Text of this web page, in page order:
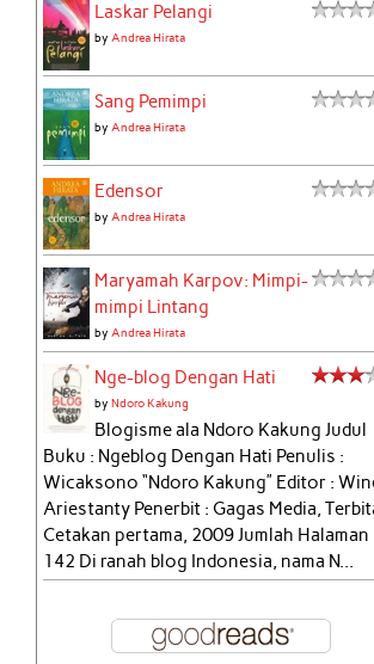
Laskar Pelangi
byAndrea Hirata
Sang Pemimpi
byAndrea Hirata
Edensor
byAndrea Hirata
Maryamah Karpov: Mimpi-
mimpi Lintang
byAndrea Hirata
Nge-blog Dengan Hati
byNdoro Kakung
Blogisme ala Ndoro Kakung Judul
Buku : Ngeblog Dengan Hati Penulis :
Wicaksono “Ndoro Kakung” Editor :
Ariestanty Penerbit : Gagas Media,
Cetakan pertama, 2009 Jumlah Halaman
142 Di ranah blog Indonesia, nama N...